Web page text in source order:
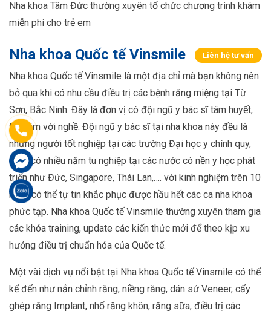
Nha khoa Tâm Đức thường xuyên tổ chức chương trình khám
miễn phí cho trẻ em
Nha khoa Quốc tế Vinsmile Liên hệ tư vấn
Nha khoa Quốc tế Vinsmile là một địa chỉ mà bạn không nên
bỏ qua khi có nhu cầu điều trị các bệnh răng miệng tại Từ
Sơn, Bắc Ninh. Đây là đơn vị có đội ngũ y bác sĩ tâm huyết,
tận tâm với nghề. Đội ngũ y bác sĩ tại nha khoa này đều là
những người tốt nghiệp tại các trường Đại học y chính quy,
từng có nhiều năm tu nghiệp tại các nước có nền y học phát
triển như Đức, Singapore, Thái Lan,…. với kinh nghiệm trên 10
năm, có thể tự tin khắc phục được hầu hết các ca nha khoa
phức tạp. Nha khoa Quốc tế Vinsmile thường xuyên tham gia
các khóa training, update các kiến thức mới để theo kịp xu
hướng điều trị chuẩn hóa của Quốc tế.
Một vài dịch vụ nổi bật tại Nha khoa Quốc tế Vinsmile có thể
kể đến như nắn chỉnh răng, niềng răng, dán sứ Veneer, cấy
ghép răng Implant, nhổ răng khôn, răng sữa, điều trị các